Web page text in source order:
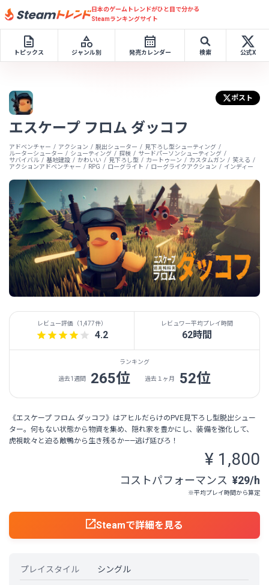
日本のゲームトレンドがひと目で分かる
Steamランキングサイト
トピックス ジャンル別 発売カレンダー 検索 公式X
エスケープ フロム ダッコフ
ポスト
アドベンチャー アクション 脱出シューター
見下ろし型シューティング
ルーターシューター
シューティング 探検
サードパーソンシューティング
サバイバル
基地建設 かわいい 見下ろし型 カートゥーン カスタムガン
笑える
アクションアドベンチャー
RPG ローグライト ローグライクアクション インディー
レビュー評価（1,477件）
4.2
レビュワー平均プレイ時間
62時間
ランキング
過去1週間 265位 過去１ヶ月 52位
《エスケープ フロム ダッコフ》はアヒルだらけのPVE見下ろし型脱出シュー
ター。何もない状態から物資を集め、隠れ家を豊かにし、装備を強化して、
虎視眈々と迫る敵鴨から生き残るか——逃げ延びろ！
¥ 1,800
コストパフォーマンス ¥29/h
※平均プレイ時間から算定
Steamで詳細を見る
プレイスタイル シングル